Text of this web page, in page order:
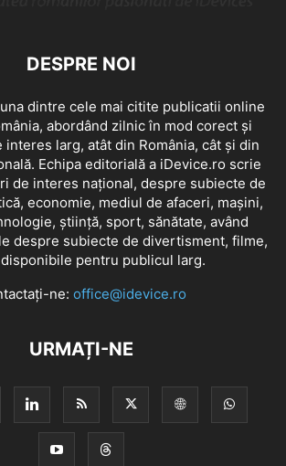
DESPRE NOI
dintre cele mai citite publicatii online
abordând zilnic în mod corect și
larg, atât din România, cât și din
Echipa editorială a iDevice.ro scrie
de interes național, despre subiecte de
economie, mediul de afaceri, mașini,
știință, sport, sănătate, având
despre subiecte de divertisment, filme,
pentru publicul larg.
ne: office@idevice.ro
URMAȚI-NE